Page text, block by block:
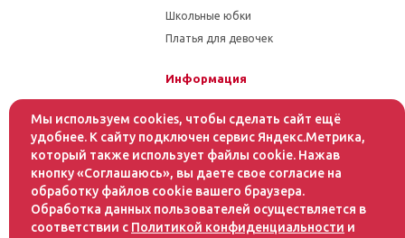
Школьные юбки
Платья для девочек
Информация
Гарантия на товар
Условия оплаты
Условия доставки
Помощь
Статьи
Мы используем cookies, чтобы сделать сайт ещё
удобнее. К сайту подключен сервис Яндекс.Метрика,
который также использует файлы cookie. Нажав
кнопку «Соглашаюсь», вы даете свое согласие на
обработку файлов cookie вашего браузера.
Обработка данных пользователей осуществляется в
соответствии с Политикой конфиденциальности и